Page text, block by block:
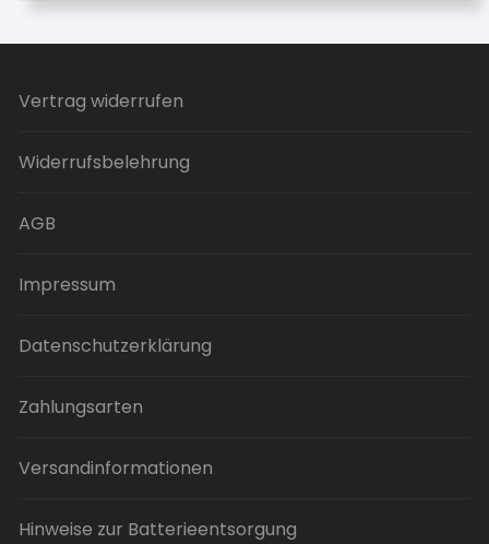
Vertrag widerrufen
Widerrufsbelehrung
AGB
Impressum
Datenschutzerklärung
Zahlungsarten
Versandinformationen
Hinweise zur Batterieentsorgung